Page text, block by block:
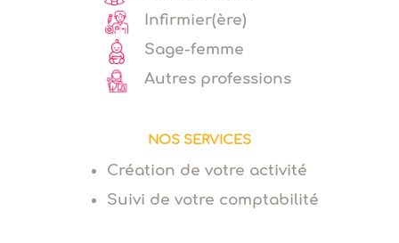
Infirmier(ère)
Sage-femme
Autres professions
NOS SERVICES
Création de votre activité
Suivi de votre comptabilité